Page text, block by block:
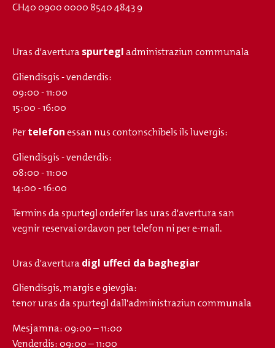
CH40 0900 0000 8540 4843 9
Uras d'averturaspurtegladministraziun communala
Gliendisgis - venderdis:
09:00 - 11:00
15:00 - 16:00
Pertelefonessan nus contonschibels ils luvergis:
Gliendisgis - venderdis:
08:00 - 11:00
14:00 - 16:00
Termins da spurtegl ordeifer las uras d'avertura san
vegnir reservai ordavon per telefon ni per e-mail.
Uras d'averturadigl uffeci da baghegiar
Gliendisgis, margis e gievgia:
tenor uras da spurtegl dall'administraziun communala
Mesjamna: 09:00 – 11:00
Venderdis: 09:00 – 11:00